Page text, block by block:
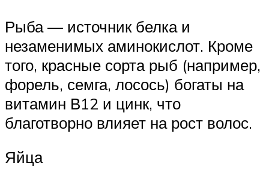
Рыба — источник белка и
незаменимых аминокислот. Кроме
того, красные сорта рыб (например,
форель, семга, лосось) богаты на
витамин В12 и цинк, что
благотворно влияет на рост волос.
Яйца